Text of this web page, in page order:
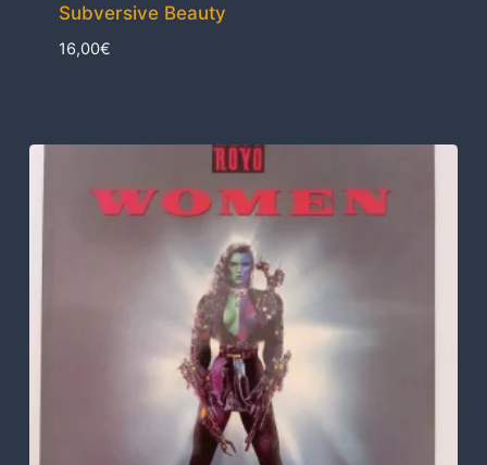
Subversive Beauty
16,00€